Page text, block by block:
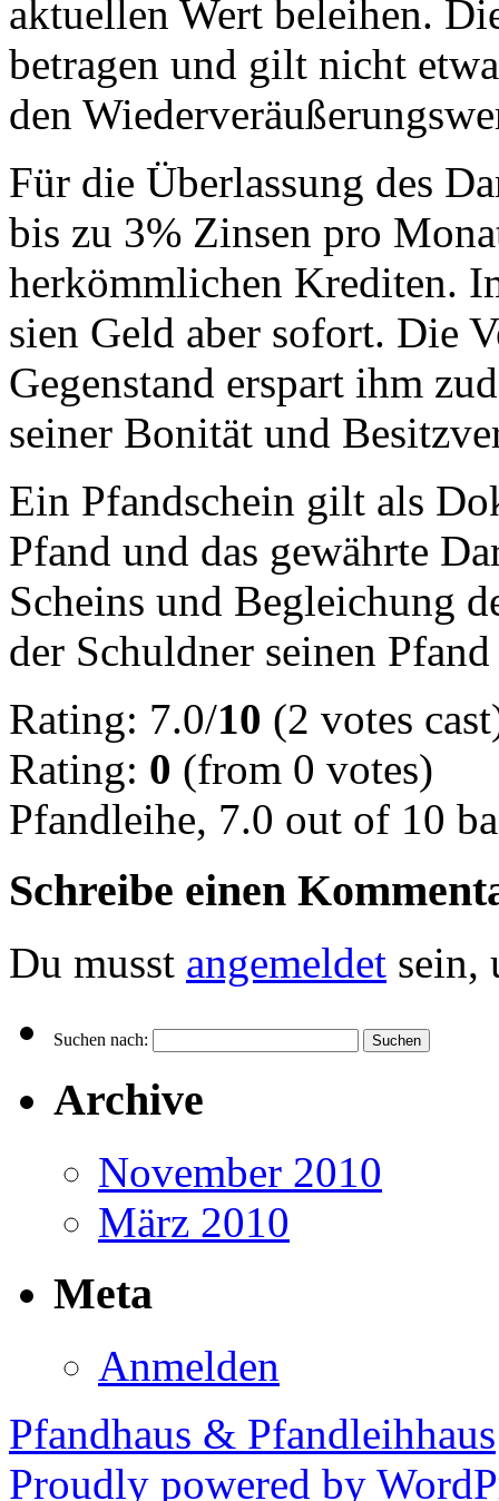
aktuellen Wert beleihen.
betragen und gilt nicht
den
Für die Überlassung des
bis zu 3% Zinsen pro
herkömmlichen Krediten.
sien Geld aber sofort. Die
Gegenstand erspart ihm
seiner Bonität und
Ein Pfandschein gilt als
Pfand und das gewährte
Scheins und Begleichung
der Schuldner seinen
Rating: 7.0/10 (2 votes
Rating: 0 (from 0 votes)
Pfandleihe, 7.0 out of 10
Schreibe einen
Du musst angemeldet sein,
Suchen nach:
Archive
November 2010
März 2010
Meta
Anmelden
Pfandhaus & Pfandleihhaus
Proudly powered by